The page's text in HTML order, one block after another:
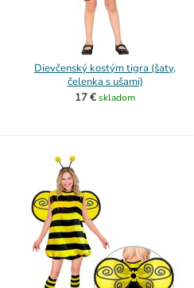
Dievčenský kostým tigra (šaty,
čelenka s ušami)
17 €skladom